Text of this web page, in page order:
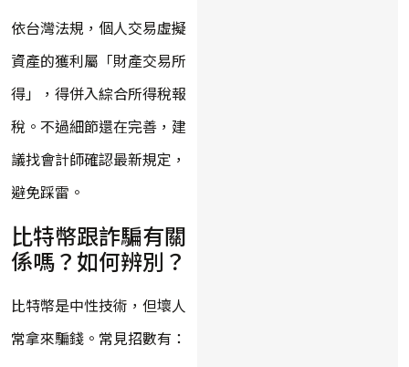
依台灣法規，個人交易虛擬
資產的獲利屬「財產交易所
得」，得併入綜合所得稅報
稅。不過細節還在完善，建
議找會計師確認最新規定，
避免踩雷。
比特幣跟詐騙有關
係嗎？如何辨別？
比特幣是中性技術，但壞人
常拿來騙錢。常見招數有：